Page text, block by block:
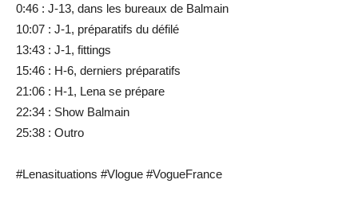
0:46 : J-13, dans les bureaux de Balmain
10:07 : J-1, préparatifs du défilé
13:43 : J-1, fittings
15:46 : H-6, derniers préparatifs
21:06 : H-1, Lena se prépare
22:34 : Show Balmain
25:38 : Outro
#Lenasituations #Vlogue #VogueFrance